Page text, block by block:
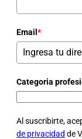
Email *
Categoria
Al suscribirte,
de privacidad de